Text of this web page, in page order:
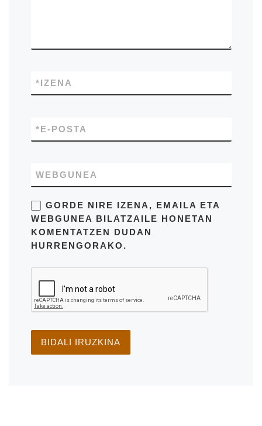
IZENA
*
E-POSTA
*
WEBGUNEA
GORDE NIRE IZENA, EMAILA ETA
WEBGUNEA BILATZAILE HONETAN
KOMENTATZEN DUDAN
HURRENGORAKO.